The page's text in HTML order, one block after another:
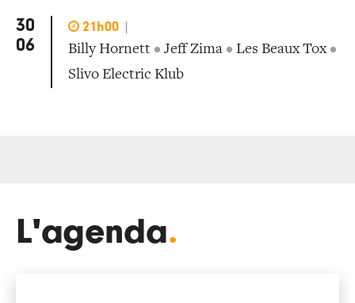
30
06
 21h00
Billy Hornett • Jeff Zima • Les Beaux Tox•
Slivo Electric Klub
L'agenda.